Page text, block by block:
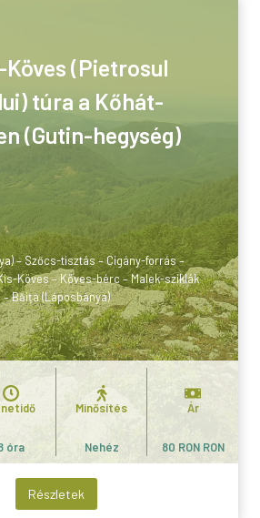
Köves (Pietrosul
túra a Kőhát-
(Gutin-hegység)
– Szőcs-tisztás – Cigány-forrás –
Köves – Köves-bérc – Malek-sziklák
– Băița (Láposbánya)
óra
Minősítés
Nehéz
Ár
80 RON RON
Részletek